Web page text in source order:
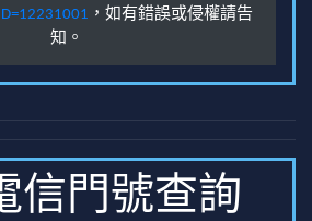
，如有錯誤或侵權請告
知。
信門號查詢